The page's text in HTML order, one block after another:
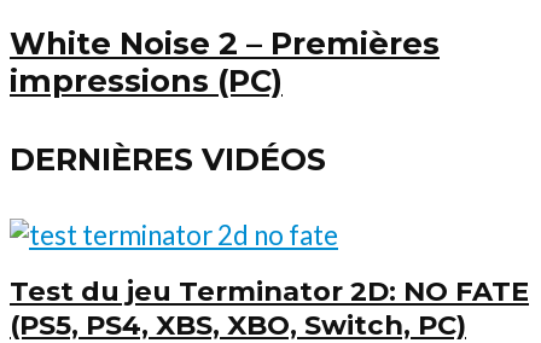
White Noise 2 – Premières
impressions (PC)
DERNIÈRES VIDÉOS
Test du jeu Terminator 2D: NO FATE
(PS5, PS4, XBS, XBO, Switch, PC)